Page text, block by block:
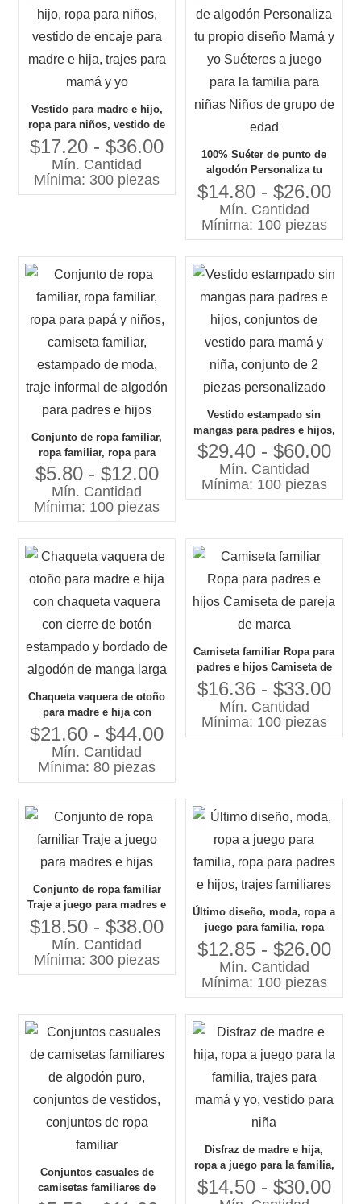
Vestido para madre e hijo,
ropa para niños, vestido de
encaje para madre e hija,
trajes para mamá y yo
$17.20 - $36.00
Mín. Cantidad
Mínima: 300 piezas
100% Suéter de punto de
algodón Personaliza tu
propio diseño Mamá y yo
Suéteres a juego para la
familia para niñas Niños de
grupo de edad
$14.80 - $26.00
Mín. Cantidad
Mínima: 100 piezas
Conjunto de ropa familiar,
ropa familiar, ropa para
papá y niños, camiseta
familiar, estampado de
moda, traje informal de
algodón para padres e hijos
$5.80 - $12.00
Mín. Cantidad
Mínima: 100 piezas
Vestido estampado sin
mangas para padres e hijos,
conjuntos de vestido para
mamá y niña, conjunto de 2
piezas personalizado
$29.40 - $60.00
Mín. Cantidad
Mínima: 100 piezas
Chaqueta vaquera de otoño
para madre e hija con
chaqueta vaquera con cierre
de botón estampado y
bordado de algodón de
manga larga
$21.60 - $44.00
Mín. Cantidad
Mínima: 80 piezas
Camiseta familiar Ropa para
padres e hijos Camiseta de
pareja de marca
$16.36 - $33.00
Mín. Cantidad
Mínima: 100 piezas
Conjunto de ropa familiar
Traje a juego para madres e
hijas
$18.50 - $38.00
Mín. Cantidad
Mínima: 300 piezas
Último diseño, moda, ropa a
juego para familia, ropa
para padres e hijos, trajes
familiares
$12.85 - $26.00
Mín. Cantidad
Mínima: 100 piezas
Conjuntos casuales de
camisetas familiares de
Disfraz de madre e hija,
ropa a juego para la familia,
trajes para mamá y yo,
vestido para niña
$14.50 - $30.00